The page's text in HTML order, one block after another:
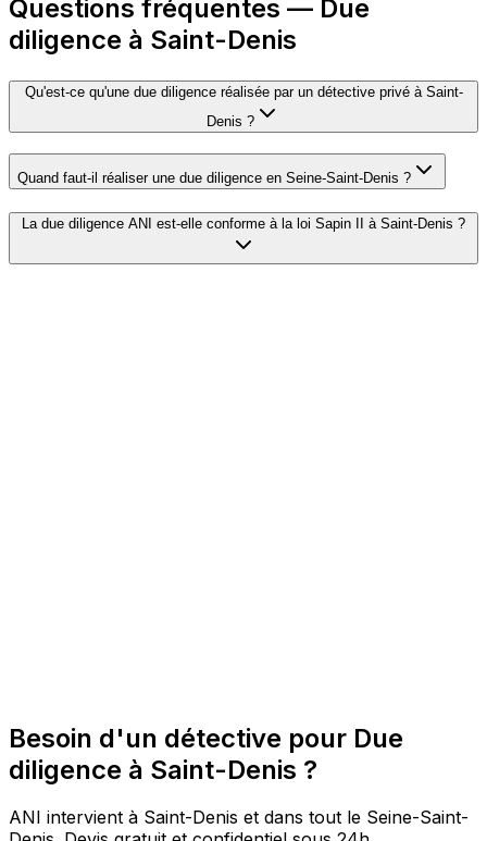
Questions fréquentes — Due
diligence à Saint-Denis
Qu'est-ce qu'une due diligence réalisée par un détective privé à Saint-
Denis ?
Quand faut-il réaliser une due diligence en Seine-Saint-Denis ?
La due diligence ANI est-elle conforme à la loi Sapin II à Saint-Denis ?
Besoin d'un détective pour Due
diligence à Saint-Denis ?
ANI intervient à Saint-Denis et dans tout le Seine-Saint-